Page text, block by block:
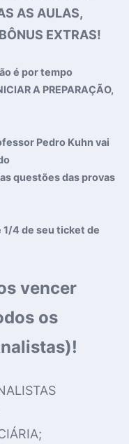
AS AULAS,
EXTRAS!
é por tempo
A PREPARAÇÃO,
Pedro Kuhn vai
questões das provas
1/4 de seu ticket de
vencer
os